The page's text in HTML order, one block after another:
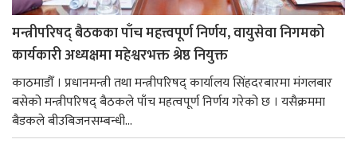
मन्त्रीपरिषद् बैठकका पाँच महत्त्वपूर्ण निर्णय, वायुसेवा निगमको
कार्यकारी अध्यक्षमा महेश्वरभक्त श्रेष्ठ नियुक्त
काठमाडौँ । प्रधानमन्त्री तथा मन्त्रीपरिषद् कार्यालय सिंहदरबारमा मंगलबार
बसेको मन्त्रीपरिषद् बैठकले पाँच महत्वपूर्ण निर्णय गरेको छ । यसैक्रममा
बैडकले बीउबिजनसम्बन्धी...